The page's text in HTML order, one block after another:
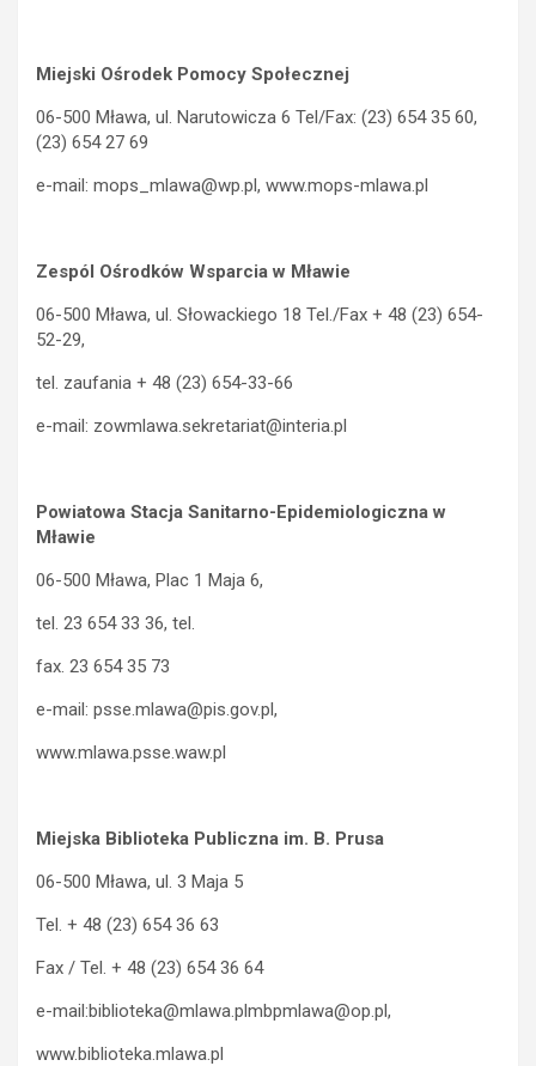
Miejski Ośrodek Pomocy Społecznej
06-500 Mława, ul. Narutowicza 6 Tel/Fax: (23) 654 35 60,
(23) 654 27 69
e-mail: mops_mlawa@wp.pl, www.mops-mlawa.pl
Zespól Ośrodków Wsparcia w Mławie
06-500 Mława, ul. Słowackiego 18 Tel./Fax + 48 (23) 654-
52-29,
tel. zaufania + 48 (23) 654-33-66
e-mail: zowmlawa.sekretariat@interia.pl
Powiatowa Stacja Sanitarno-Epidemiologiczna w
Mławie
06-500 Mława, Plac 1 Maja 6,
tel. 23 654 33 36, tel.
fax. 23 654 35 73
e-mail: psse.mlawa@pis.gov.pl,
www.mlawa.psse.waw.pl
Miejska Biblioteka Publiczna im. B. Prusa
06-500 Mława, ul. 3 Maja 5
Tel. + 48 (23) 654 36 63
Fax / Tel. + 48 (23) 654 36 64
e-mail:biblioteka@mlawa.plmbpmlawa@op.pl,
www.biblioteka.mlawa.pl